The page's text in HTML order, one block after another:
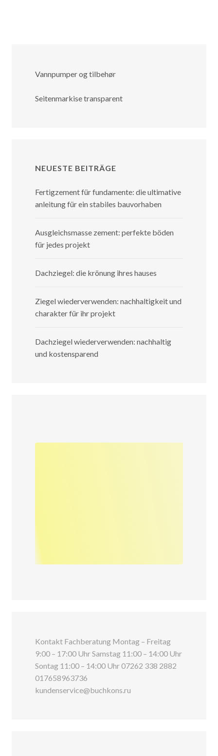
Vannpumper og tilbehør
Seitenmarkise transparent
NEUESTE BEITRÄGE
Fertigzement für fundamente: die ultimative
anleitung für ein stabiles bauvorhaben
Ausgleichsmasse zement: perfekte böden
für jedes projekt
Dachziegel: die krönung ihres hauses
Ziegel wiederverwenden: nachhaltigkeit und
charakter für ihr projekt
Dachziegel wiederverwenden: nachhaltig
und kostensparend
Kontakt Fachberatung Montag – Freitag
9:00 – 17:00 Uhr Samstag 11:00 – 14:00 Uhr
Sontag 11:00 – 14:00 Uhr 07262 338 2882
017658963736
kundenservice@buchkons.ru